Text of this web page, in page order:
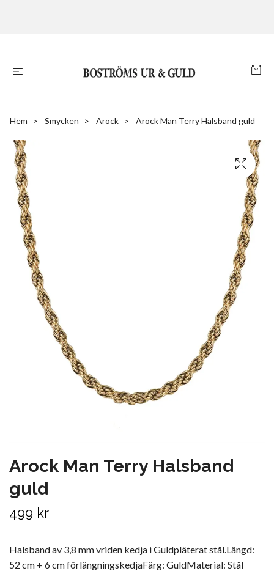
Hem Smycken Arock Arock Man Terry Halsband guld
Arock Man Terry Halsband
guld
499 kr
Halsband av 3,8 mm vriden kedja i Guldpläterat stål.Längd:
52 cm + 6 cm förlängningskedjaFärg: GuldMaterial: Stål